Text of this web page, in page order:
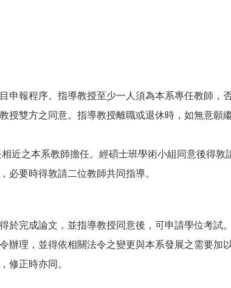
申報程序。指導教授至少一人須為本系專任教師，
授雙方之同意。指導教授離職或退休時，如無意願
近之本系教師擔任。經碩士班學術小組同意後得敦
必要時得敦請二位教師共同指導。
完成論文，並指導教授同意後，可申請學位考試。
理，並得依相關法令之變更與本系發展之需要加以
修正時亦同。